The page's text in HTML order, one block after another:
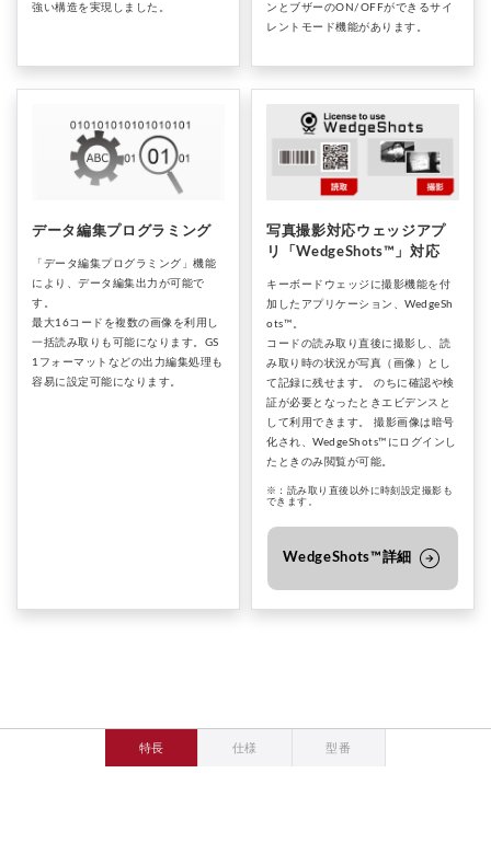
強い構造を実現しました。
ンとブザーのON/OFFができるサイ
レントモード機能があります。
データ編集プログラミング
「データ編集プログラミング」機能
により、データ編集出力が可能で
す。
最大16コードを複数の画像を利用し
一括読み取りも可能になります。GS
1フォーマットなどの出力編集処理も
容易に設定可能になります。
写真撮影対応ウェッジアプ
リ「WedgeShots™」対応
キーボードウェッジに撮影機能を付
加したアプリケーション、WedgeSh
ots™。
コードの読み取り直後に撮影し、読
み取り時の状況が写真（画像）とし
て記録に残せます。 のちに確認や検
証が必要となったときエビデンスと
して利用できます。 撮影画像は暗号
化され、WedgeShots™にログインし
たときのみ閲覧が可能。
※：読み取り直後以外に時刻設定撮影も
できます。
WedgeShots™詳細 arrow_circle_right
特長 仕様 型番